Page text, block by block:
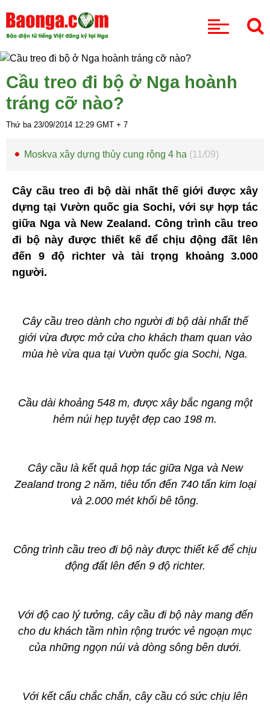
Cầu treo đi bộ ở Nga hoành
tráng cỡ nào?
Thứ ba 23/09/2014 12:29 GMT + 7
Moskva xây dựng thủy cung rộng 4 ha (11/09)
Cây cầu treo đi bộ dài nhất thế giới được xây
dựng tại Vườn quốc gia Sochi, với sự hợp tác
giữa Nga và New Zealand. Công trình cầu treo
đi bộ này được thiết kế để chịu động đất lên
đến 9 độ richter và tải trọng khoảng 3.000
người.
Cây cầu treo dành cho người đi bộ dài nhất thế
giới vừa được mở cửa cho khách tham quan vào
mùa hè vừa qua tại Vườn quốc gia Sochi, Nga.
Cầu dài khoảng 548 m, được xây bắc ngang một
hẻm núi hẹp tuyệt đẹp cao 198 m.
Cây cầu là kết quả hợp tác giữa Nga và New
Zealand trong 2 năm, tiêu tốn đến 740 tấn kim loại
và 2.000 mét khối bê tông.
Công trình cầu treo đi bộ này được thiết kế để chịu
động đất lên đến 9 độ richter.
Với độ cao lý tưởng, cây cầu đi bộ này mang đến
cho du khách tầm nhìn rộng trước vẻ ngoạn mục
của những ngọn núi và dòng sông bên dưới.
Với kết cấu chắc chắn, cây cầu có sức chịu lên